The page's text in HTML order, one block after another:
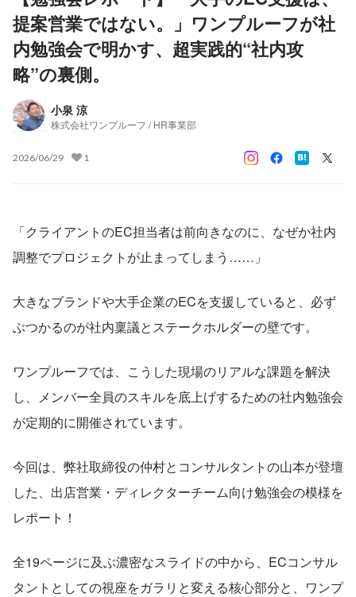
提案営業ではない。」ワンプルーフが社
内勉強会で明かす、超実践的“社内攻
略”の裏側。
小泉 涼
株式会社ワンプルーフ / HR事業部
2026/06/29 1
「クライアントのEC担当者は前向きなのに、なぜか社内
調整でプロジェクトが止まってしまう……」
大きなブランドや大手企業のECを支援していると、必ず
ぶつかるのが社内稟議とステークホルダーの壁です。
ワンプルーフでは、こうした現場のリアルな課題を解決
し、メンバー全員のスキルを底上げするための社内勉強会
が定期的に開催されています。
今回は、弊社取締役の仲村とコンサルタントの山本が登壇
した、出店営業・ディレクターチーム向け勉強会の模様を
レポート！
全19ページに及ぶ濃密なスライドの中から、ECコンサル
タントとしての視座をガラリと変える核心部分と、ワンプ